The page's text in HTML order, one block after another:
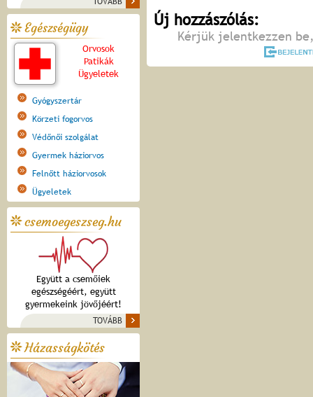
Egészségügy
Orvosok
Patikák
Ügyeletek
Gyógyszertár
Körzeti fogorvos
Védőnői szolgálat
Gyermek háziorvos
Felnőtt háziorvosok
Ügyeletek
csemoegeszseg.hu
Együtt a csemőiek
egészségéért, együtt
gyermekeink jövőjéért!
TOVÁBB
Házasságkötés
Új hozzászólás:
Kérjük jelentkezzen